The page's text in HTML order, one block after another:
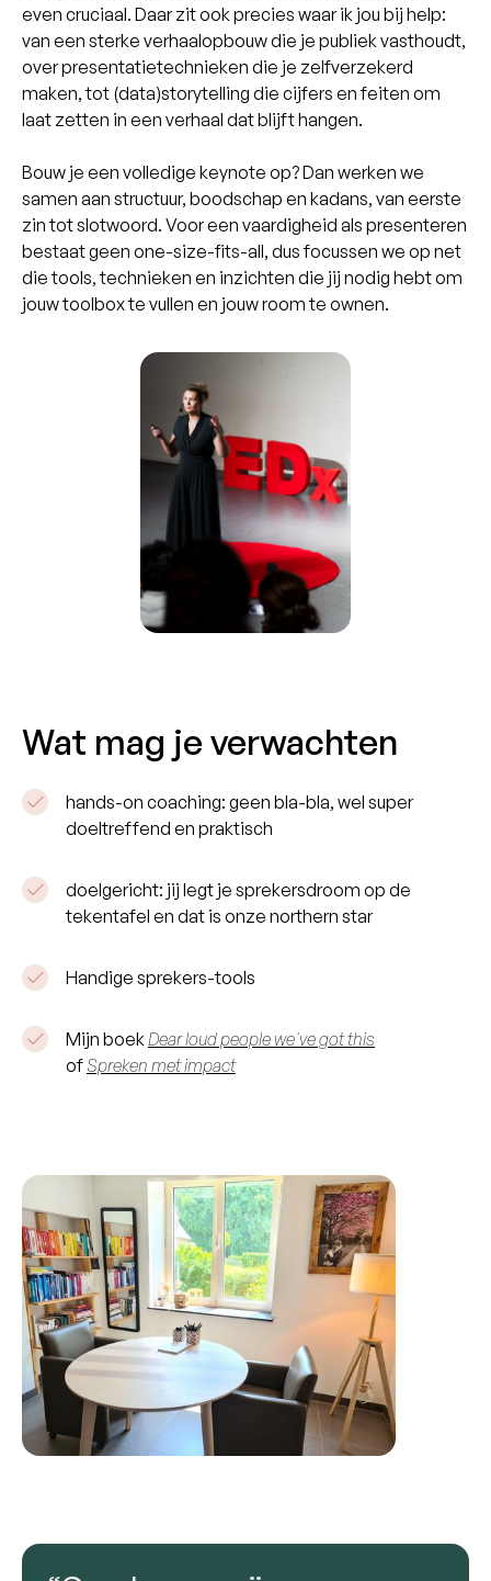
even cruciaal. Daar zit ook precies waar ik jou bij help:
van een sterke verhaalopbouw die je publiek vasthoudt,
over presentatietechnieken die je zelfverzekerd
maken, tot (data)storytelling die cijfers en feiten om
laat zetten in een verhaal dat blijft hangen.
Bouw je een volledige keynote op? Dan werken we
samen aan structuur, boodschap en kadans, van eerste
zin tot slotwoord. Voor een vaardigheid als presenteren
bestaat geen one-size-fits-all, dus focussen we op net
die tools, technieken en inzichten die jij nodig hebt om
jouw toolbox te vullen en jouw room te ownen.
Wat mag je verwachten
hands-on coaching: geen bla-bla, wel super
doeltreffend en praktisch
doelgericht: jij legt je sprekersdroom op de
tekentafel en dat is onze northern star
Handige sprekers-tools
Mijn boekDear loud people we've got this
of Spreken met impact